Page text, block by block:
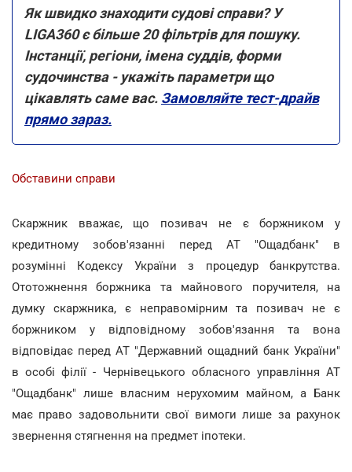
Як швидко знаходити судові справи? У
LIGA360 є більше 20 фільтрів для пошуку.
Інстанції, регіони, імена суддів, форми
судочинства - укажіть параметри що
цікавлять саме вас. Замовляйте тест-драйв
прямо зараз.
Обставини справи
Скаржник вважає, що позивач не є боржником у
кредитному зобов'язанні перед AT "Ощадбанк" в
розумінні Кодексу України з процедур банкрутства.
Ототожнення боржника та майнового поручителя, на
думку скаржника, є неправомірним та позивач не є
боржником у відповідному зобов'язання та вона
відповідає перед АТ "Державний ощадний банк України"
в особі філії - Чернівецького обласного управління АТ
"Ощадбанк" лише власним нерухомим майном, а Банк
має право задовольнити свої вимоги лише за рахунок
звернення стягнення на предмет іпотеки.